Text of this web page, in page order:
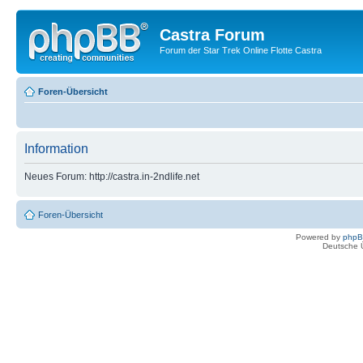
Castra Forum
Forum der Star Trek Online Flotte Castra
Foren-Übersicht
Information
Neues Forum: http://castra.in-2ndlife.net
Foren-Übersicht
Powered by
Deutsche